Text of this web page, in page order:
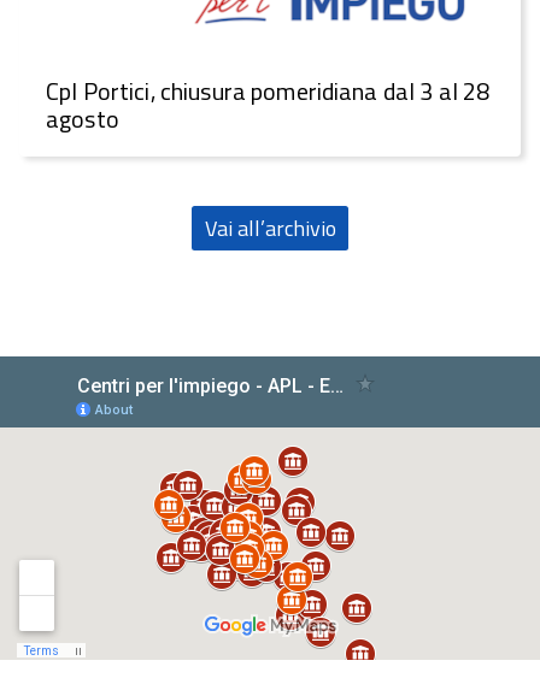
CpI Portici, chiusura pomeridiana dal 3 al 28
agosto
Vai all’archivio